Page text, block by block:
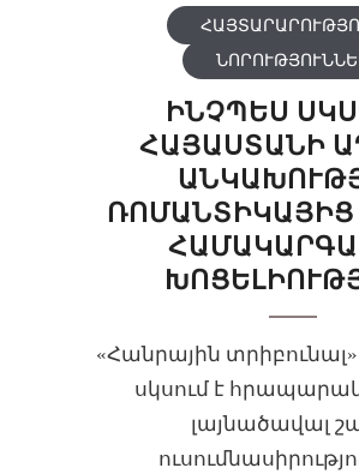
ԻՆՉՊԵՍ
ՀԱՅԱՍՏԱՆԻ
ՌՈՄԱՆՏԻԿԱՅԻՑ
«Հանրային
սկսում է
լայնածավալ